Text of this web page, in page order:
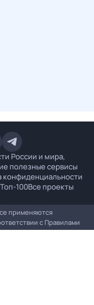
России и мира,
полезные сервисы
конфиденциальности
Топ-100Все проекты
применяются
с Правилами